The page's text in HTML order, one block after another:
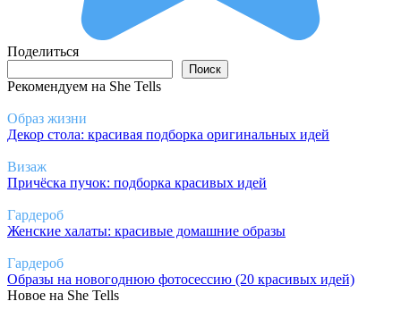
Поделиться
Поиск
Рекомендуем на She Tells
Образ жизни
Декор стола: красивая подборка оригинальных идей
Визаж
Причёска пучок: подборка красивых идей
Гардероб
Женские халаты: красивые домашние образы
Гардероб
Образы на новогоднюю фотосессию (20 красивых идей)
Новое на She Tells